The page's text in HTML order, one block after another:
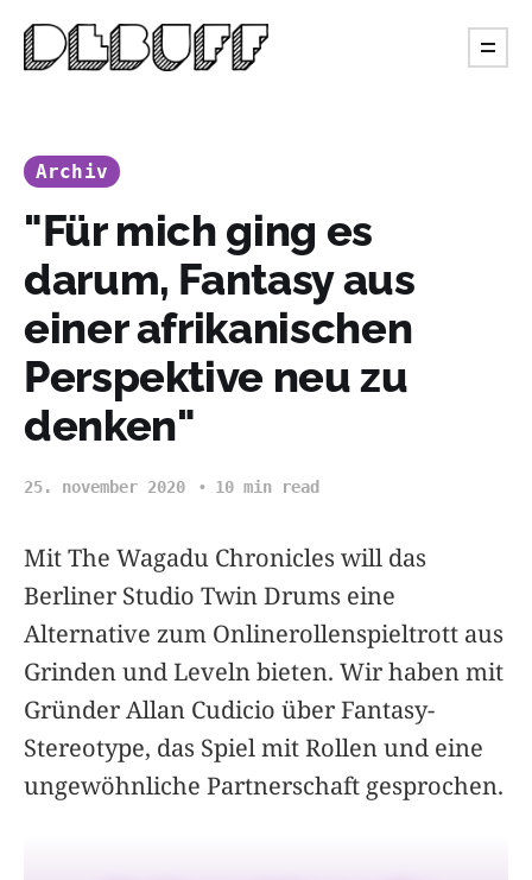
Archiv
"Für mich ging es
darum, Fantasy aus
einer afrikanischen
Perspektive neu zu
denken"
25. november 2020 10 min read
Mit The Wagadu Chronicles will das
Berliner Studio Twin Drums eine
Alternative zum Onlinerollenspieltrott aus
Grinden und Leveln bieten. Wir haben mit
Gründer Allan Cudicio über Fantasy-
Stereotype, das Spiel mit Rollen und eine
ungewöhnliche Partnerschaft gesprochen.